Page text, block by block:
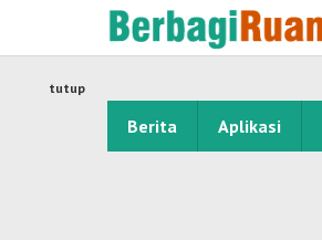
Berita Aplikasi
tutup